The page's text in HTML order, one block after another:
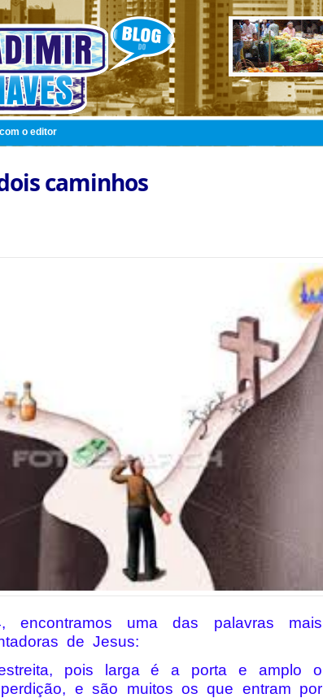
o editor
caminhos
encontramos uma das palavras mais
de Jesus:
pois larga é a porta e amplo o
e são muitos os que entram por